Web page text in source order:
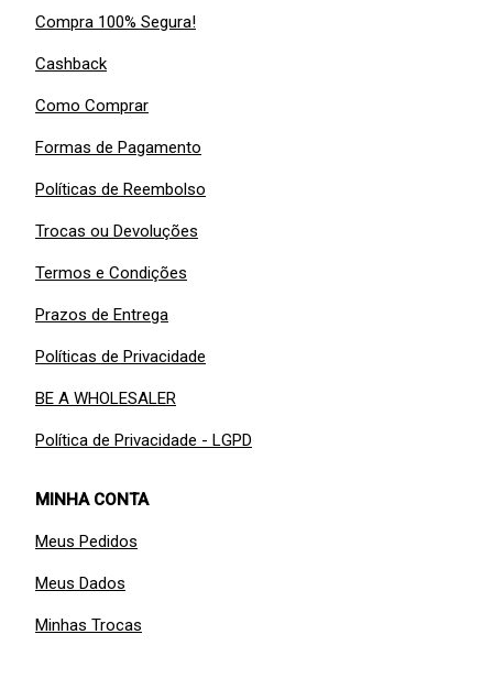
Compra 100% Segura!
Cashback
Como Comprar
Formas de Pagamento
Políticas de Reembolso
Trocas ou Devoluções
Termos e Condições
Prazos de Entrega
Políticas de Privacidade
BE A WHOLESALER
Política de Privacidade - LGPD
MINHA CONTA
Meus Pedidos
Meus Dados
Minhas Trocas